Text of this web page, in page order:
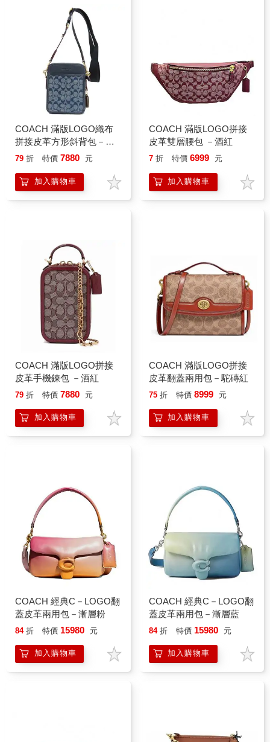
COACH 滿版LOGO織布
拼接皮革方形斜背包－深
藍
79 折 特價 7880 元
加入購物車
COACH 滿版LOGO拼接
皮革雙層腰包 －酒紅
7 折 特價 6999 元
加入購物車
COACH 滿版LOGO拼接
皮革手機鍊包 －酒紅
79 折 特價 7880 元
加入購物車
COACH 滿版LOGO拼接
皮革翻蓋兩用包－駝磚紅
75 折 特價 8999 元
加入購物車
COACH 經典C－LOGO翻
蓋皮革兩用包－漸層粉
84 折 特價 15980 元
加入購物車
COACH 經典C－LOGO翻
蓋皮革兩用包－漸層藍
84 折 特價 15980 元
加入購物車